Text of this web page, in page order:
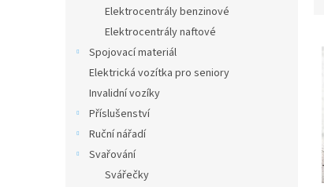
Elektrocentrály benzinové
Elektrocentrály naftové
Spojovací materiál
Elektrická vozítka pro seniory
Invalidní vozíky
Příslušenství
Ruční nářadí
Svařování
Svářečky